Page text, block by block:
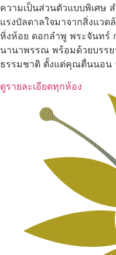
ความเป็นส่วนตัวแบบพิเศษ
แรงบัลดาลใจมาจากสิ่งแว
หิ่งห้อย ดอกลำพู พระจันทร์
นานาพรรณ พร้อมด้วยบรร
ธรรมชาติ ตั้งแต่คุณตื่นนอน
ดูรายละเอียดทุกห้อง